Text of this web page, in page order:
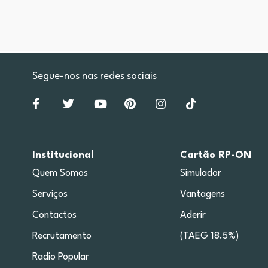
Segue-nos nas redes sociais
Institucional
Quem Somos
Serviços
Contactos
Recrutamento
Radio Popular
Cartão RP-ON
Simulador
Vantagens
Aderir
(TAEG 18.5%)